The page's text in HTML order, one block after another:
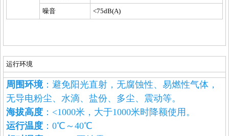
噪音 <75dB(A)
运行环境
周围环境：避免阳光直射，无腐蚀性、易燃性气体，
无导电粉尘、水滴、盐份、多尘、震动等。
海拔高度 ：<1000米，大于1000米时降额使用。
运行温度 ：0℃～40℃